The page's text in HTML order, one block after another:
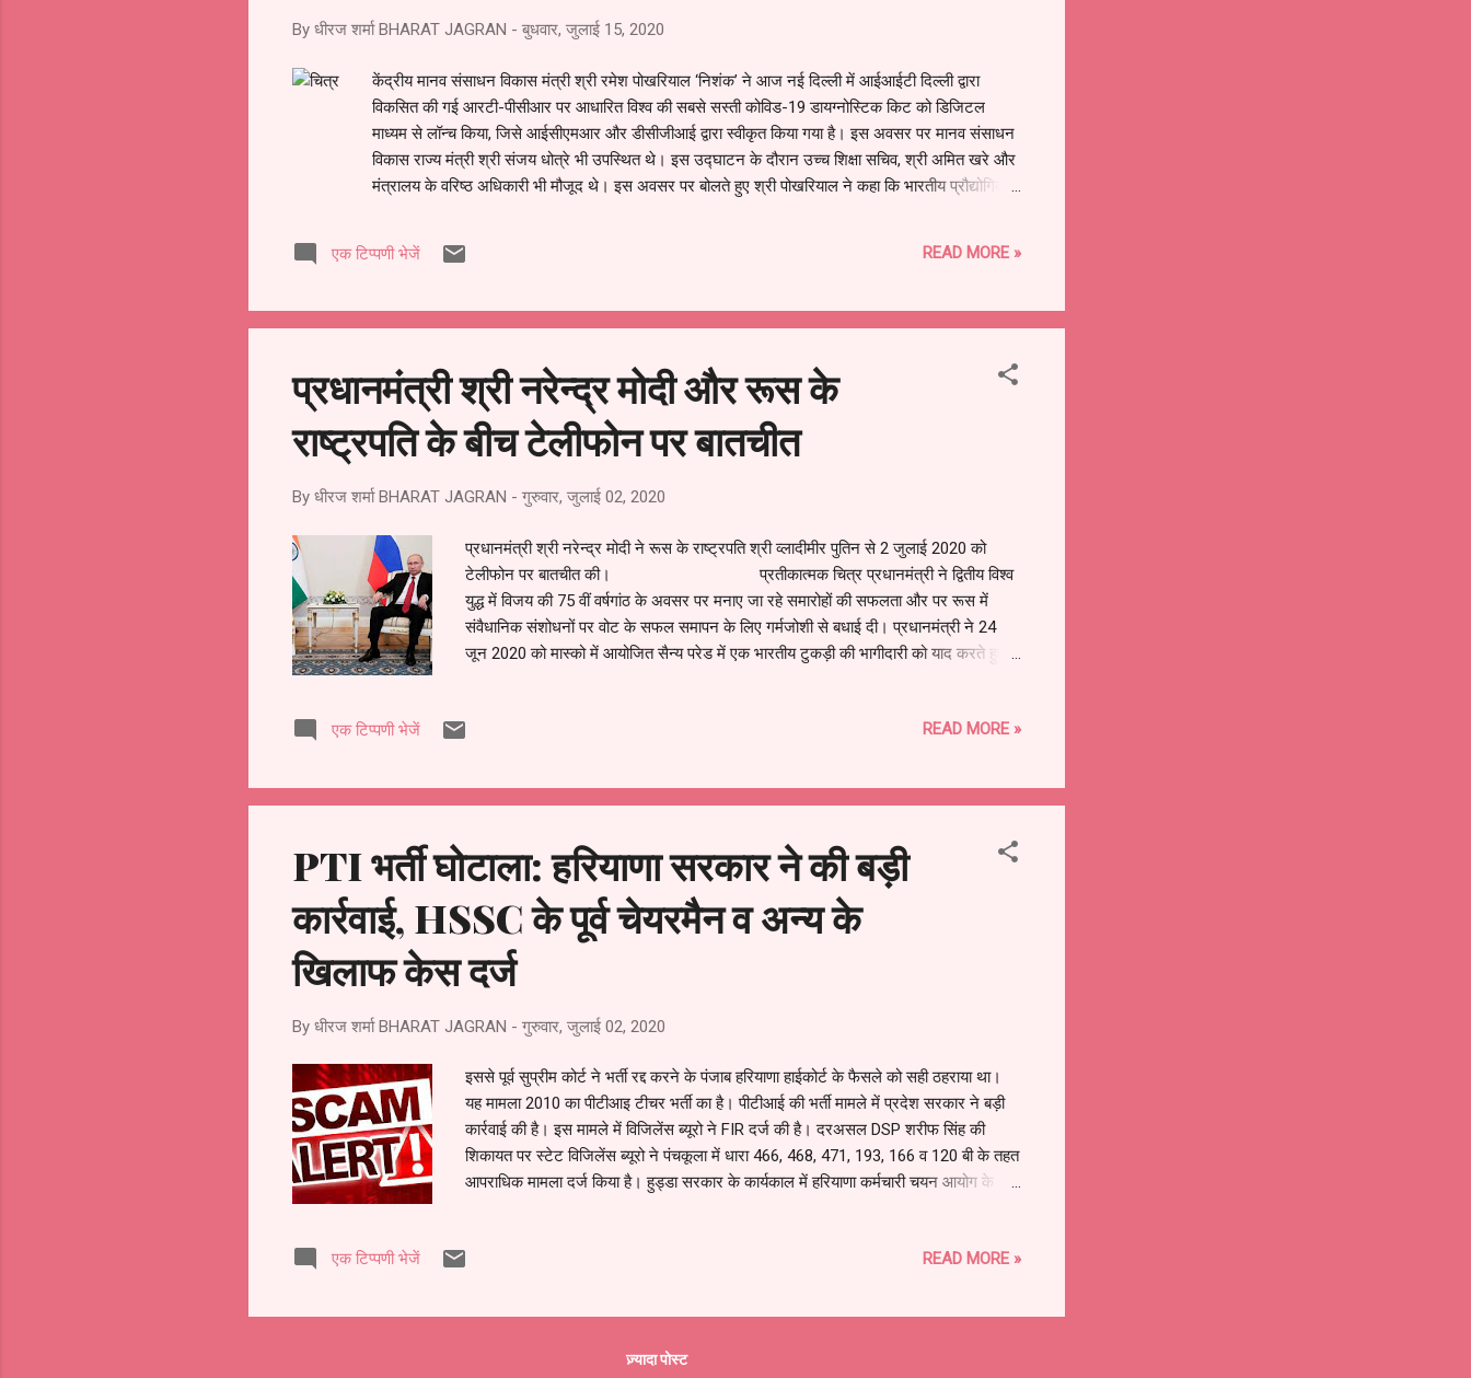
By धीरज शर्माBHARAT JAGRAN - बुधवार, जुलाई 15, 2020
केंद्रीय मानव संसाधन विकास मंत्री श्री रमेश पोखरियाल ‘निशंक’ ने आज नई दिल्ली में आईआईटी दिल्ली द्वारा
विकसित की गई आरटी-पीसीआर पर आधारित विश्व की सबसे सस्ती कोविड-19 डायग्नोस्टिक किट को डिजिटल
माध्यम से लॉन्च किया, जिसे आईसीएमआर और डीसीजीआई द्वारा स्वीकृत किया गया है। इस अवसर पर मानव संसाधन
विकास राज्य मंत्री श्री संजय धोत्रे भी उपस्थित थे। इस उद्घाटन के दौरान उच्च शिक्षा सचिव, श्री अमित खरे और
मंत्रालय के वरिष्ठ अधिकारी भी मौजूद थे। इस अवसर पर बोलते हुए श्री पोखरियाल ने कहा कि भारतीय प्रौद्योगिकी
आवश्यकता है जो कि महामारी को नियंत्रित करने में सहायता प्रदान कर सकता है। कोरोश्योर किट का विकास स्वदेशी
हमेशा से ही देश के युवाओं को आगे बढ...
एक टिप्पणी भेजें READ MORE »
प्रधानमंत्री श्री नरेन्‍द्र मोदी और रूस के
राष्‍ट्रपति के बीच टेलीफोन पर बातचीत
By धीरज शर्माBHARAT JAGRAN - गुरुवार, जुलाई 02, 2020
प्रधानमंत्री श्री नरेन्‍द्र मोदी ने रूस के राष्‍ट्रपति श्री व्‍लादीमीर पुतिन से 2 जुलाई 2020 को
टेलीफोन पर बातचीत की। प्रतीकात्मक चित्र प्रधानमंत्री ने द्वितीय विश्व
युद्ध में विजय की 75 वीं वर्षगांठ के अवसर पर मनाए जा रहे समारोहों की सफलता और पर रूस में
संवैधानिक संशोधनों पर वोट के सफल समापन के लिए गर्मजोशी से बधाई दी। प्रधानमंत्री ने 24
जून 2020 को मास्को में आयोजित सैन्य परेड में एक भारतीय टुकड़ी की भागीदारी को याद करते हुए,
की चर्चा की और कोविड के बाद की दुनिया की चुनौतियों से मिलकर मुकाबला करने के लिए भारत और
बनाए रखने पर सहमत हुए, जिससे इस वर्ष के अंत में भारत...
एक टिप्पणी भेजें READ MORE »
PTI भर्ती घोटाला: हरियाणा सरकार ने की बड़ी
कार्रवाई, HSSC के पूर्व चेयरमैन व अन्य के
खिलाफ केस दर्ज
By धीरज शर्माBHARAT JAGRAN - गुरुवार, जुलाई 02, 2020
इससे पूर्व सुप्रीम कोर्ट ने भर्ती रद्द करने के पंजाब हरियाणा हाईकोर्ट के फैसले को सही ठहराया था।
यह मामला 2010 का पीटीआइ टीचर भर्ती का है। पीटीआई की भर्ती मामले में प्रदेश सरकार ने बड़ी
कार्रवाई की है। इस मामले में विजिलेंस ब्यूरो ने FIR दर्ज की है। दरअसल DSP शरीफ सिंह की
शिकायत पर स्टेट विजिलेंस ब्यूरो ने पंचकूला में धारा 466, 468, 471, 193, 166 व 120 बी के तहत
आपराधिक मामला दर्ज किया है। हुड्डा सरकार के कार्यकाल में हरियाणा कर्मचारी चयन आयोग के
दिख रही है। 2005 में भूपेंद्र सिंह हुड्डा हरियाणा के मुख्यमंत्री थे और हरियाणा कर्मचारी आयोग के
पीटीआई भर्तियों को लेकर कार्रवाई शुरू हुई है तथा एफआईआर में कहा गया है कर्मचारी चयन आयोग
एक टिप्पणी भेजें READ MORE »
ज़्यादा पोस्ट